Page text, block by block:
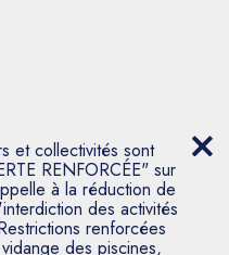
et collectivités sont
RENFORCÉE" sur
à la réduction de
des activités
renforcées
des piscines,